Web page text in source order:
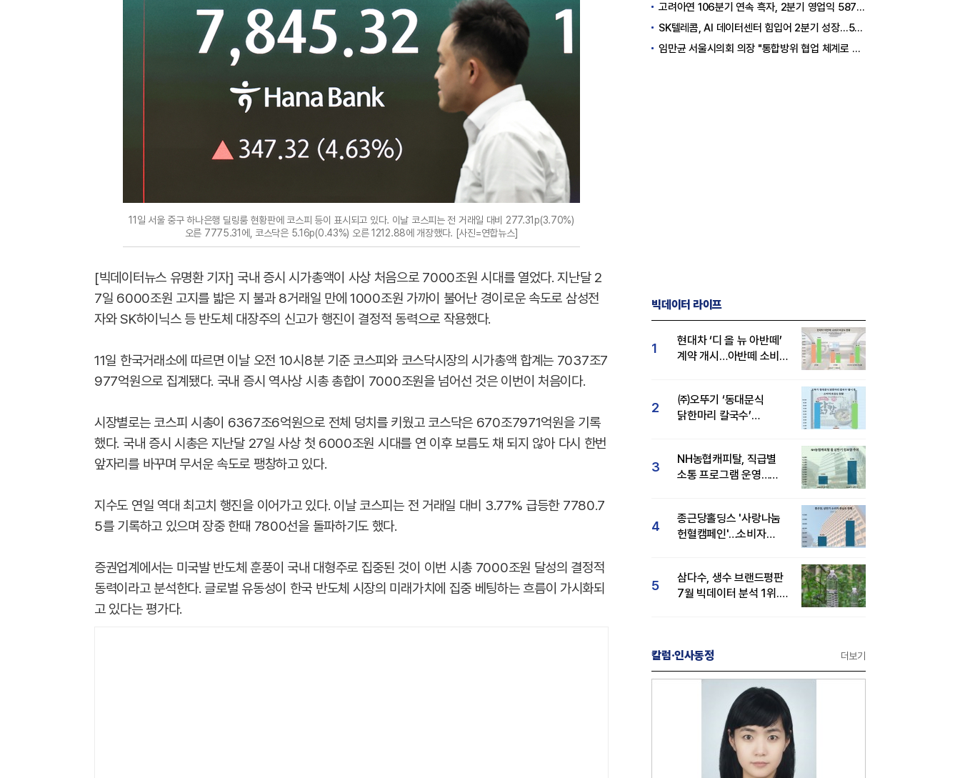
11일 서울 중구 하나은행 딜링룸 현황판에 코스피 등이 표시되고 있다. 이날 코스피는 전 거래일 대비 277.31p(3.70%)
오른 7775.31에, 코스닥은 5.16p(0.43%) 오른 1212.88에 개장했다. [사진=연합뉴스]
[빅데이터뉴스 유명환 기자] 국내 증시 시가총액이 사상 처음으로 7000조원 시대를 열었다. 지난달 2
7일 6000조원 고지를 밟은 지 불과 8거래일 만에 1000조원 가까이 불어난 경이로운 속도로 삼성전
자와 SK하이닉스 등 반도체 대장주의 신고가 행진이 결정적 동력으로 작용했다.
11일 한국거래소에 따르면 이날 오전 10시8분 기준 코스피와 코스닥시장의 시가총액 합계는 7037조7
977억원으로 집계됐다. 국내 증시 역사상 시총 총합이 7000조원을 넘어선 것은 이번이 처음이다.
시장별로는 코스피 시총이 6367조6억원으로 전체 덩치를 키웠고 코스닥은 670조7971억원을 기록
했다. 국내 증시 시총은 지난달 27일 사상 첫 6000조원 시대를 연 이후 보름도 채 되지 않아 다시 한번
앞자리를 바꾸며 무서운 속도로 팽창하고 있다.
지수도 연일 역대 최고치 행진을 이어가고 있다. 이날 코스피는 전 거래일 대비 3.77% 급등한 7780.7
5를 기록하고 있으며 장중 한때 7800선을 돌파하기도 했다.
증권업계에서는 미국발 반도체 훈풍이 국내 대형주로 집중된 것이 이번 시총 7000조원 달성의 결정적
동력이라고 분석한다. 글로벌 유동성이 한국 반도체 시장의 미래가치에 집중 베팅하는 흐름이 가시화되
고 있다는 평가다.
고려아연 106분기 연속 흑자, 2분기 영업익 5870억원
SK텔레콤, AI 데이터센터 힘입어 2분기 성장…5GW 인프라 구축 시동
임만균 서울시의회 의장 "통합방위 협업 체계로 정교한 대응력 갖출 것"
빅데이터 라이프
1
현대차 ‘디 올 뉴 아반떼’
계약 개시…아반떼 소비자
2
㈜오뚜기 ‘동대문식
닭한마리 칼국수’
3
NH농협캐피탈, 직급별
소통 프로그램 운영…
4
종근당홀딩스 '사랑나눔
헌혈캠페인'…소비자
5
삼다수, 생수 브랜드평판
7월 빅데이터 분석 1위...
칼럼·인사동정 더보기